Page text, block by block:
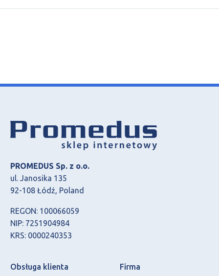
PROMEDUS Sp. z o.o.
ul. Janosika 135
92-108 Łódź, Poland
REGON: 100066059
NIP: 7251904984
KRS: 0000240353
Obsługa klienta Firma